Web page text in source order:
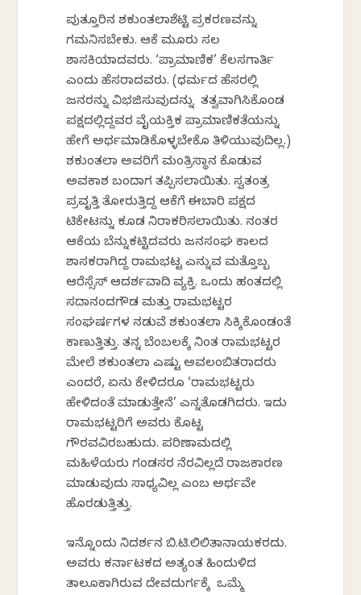
ಪುತ್ತೂರಿನ ಶಕುಂತಲಾಶೆಟ್ಟಿ ಪ್ರಕರಣವನ್ನು
ಗಮನಿಸಬೇಕು. ಆಕೆ ಮೂರು ಸಲ
ಶಾಸಕಿಯಾದವರು. ‘ಪ್ರಾಮಾಣಿಕ’ ಕೆಲಸಗಾರ್ತಿ
ಎಂದು ಹೆಸರಾದವರು. (ಧರ್ಮದ ಹೆಸರಲ್ಲಿ
ಜನರನ್ನು ವಿಭಜಿಸುವುದನ್ನು ತತ್ವವಾಗಿಸಿಕೊಂಡ
ಪಕ್ಷದಲ್ಲಿದ್ದವರ ವೈಯಕ್ತಿಕ ಪ್ರಾಮಾಣಿಕತೆಯನ್ನು
ಹೇಗೆ ಅರ್ಥಮಾಡಿಕೊಳ್ಳಬೇಕೊ ತಿಳಿಯುವುದಿಲ್ಲ.)
ಶಕುಂತಲಾ ಅವರಿಗೆ ಮಂತ್ರಿಸ್ಥಾನ ಕೊಡುವ
ಅವಕಾಶ ಬಂದಾಗ ತಪ್ಪಿಸಲಾಯಿತು. ಸ್ವತಂತ್ರ
ಪ್ರವೃತ್ತಿ ತೋರುತ್ತಿದ್ದ ಆಕೆಗೆ ಈಬಾರಿ ಪಕ್ಷದ
ಟಿಕೇಟನ್ನು ಕೂಡ ನಿರಾಕರಿಸಲಾಯಿತು. ನಂತರ
ಆಕೆಯ ಬೆನ್ನುಕಟ್ಟಿದವರು ಜನಸಂಘ ಕಾಲದ
ಶಾಸಕರಾಗಿದ್ದ ರಾಮಭಟ್ಟ ಎನ್ನುವ ಮತ್ತೊಬ್ಬ
ಆರೆಸ್ಸೆಸ್ ಆದರ್ಶವಾದಿ ವ್ಯಕ್ತಿ. ಒಂದು ಹಂತದಲ್ಲಿ
ಸದಾನಂದಗೌಡ ಮತ್ತು ರಾಮಭಟ್ಟರ
ಸಂಘರ್ಷಗಳ ನಡುವೆ ಶಕುಂತಲಾ ಸಿಕ್ಕಿಕೊಂಡಂತೆ
ಕಾಣುತ್ತಿತ್ತು. ತನ್ನ ಬೆಂಬಲಕ್ಕೆ ನಿಂತ ರಾಮಭಟ್ಟರ
ಮೇಲೆ ಶಕುಂತಲಾ ಎಷ್ಟು ಅವಲಂಬಿತರಾದರು
ಎಂದರೆ, ಏನು ಕೇಳಿದರೂ ‘ರಾಮಭಟ್ಟರು
ಹೇಳಿದಂತೆ ಮಾಡುತ್ತೇನೆ’ ಎನ್ನತೊಡಗಿದರು. ಇದು
ರಾಮಭಟ್ಟರಿಗೆ ಅವರು ಕೊಟ್ಟ
ಗೌರವವಿರಬಹುದು. ಪರಿಣಾಮದಲ್ಲಿ
ಮಹಿಳೆಯರು ಗಂಡಸರ ನೆರವಿಲ್ಲದೆ ರಾಜಕಾರಣ
ಮಾಡುವುದು ಸಾಧ್ಯವಿಲ್ಲ ಎಂಬ ಅರ್ಥವೇ
ಹೊರಡುತ್ತಿತ್ತು.
ಇನ್ನೊಂದು ನಿದರ್ಶನ ಬಿ.ಟಿ.ಲಿಲಿತಾನಾಯಕರದು.
ಅವರು ಕರ್ನಾಟಕದ ಅತ್ಯಂತ ಹಿಂದುಳಿದ
ತಾಲೂಕಾಗಿರುವ ದೇವದುರ್ಗಕ್ಕೆ ಒಮ್ಮೆ